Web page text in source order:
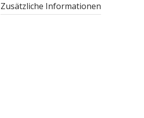
Zusätzliche Informationen